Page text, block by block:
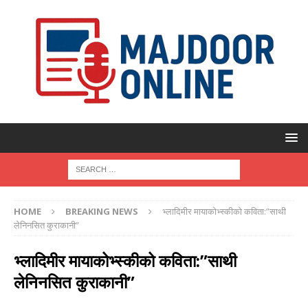
HOME BREAKING NEWS
भ्लादिमीर मायाकोभ्स्कीको कविता:”साथी
लेनिनसित कुराकानी”
भ्लादिमीर मायाकोभ्स्कीको कविता:”साथी
लेनिनसित कुराकानी”